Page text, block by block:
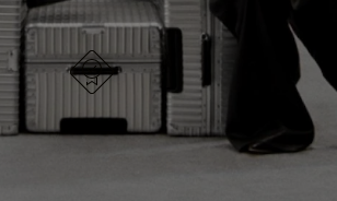
somete a pruebas de calidad y se